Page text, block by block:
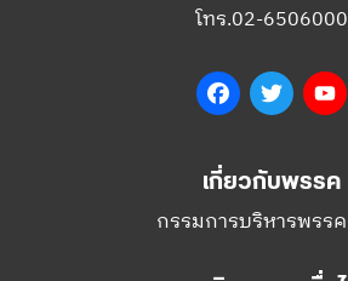
โทร.02-6506000
FacebookTwitter
เกี่ยวกับพรรค
กรรมการบริหารพรร